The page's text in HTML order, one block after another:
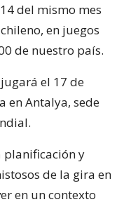
del mismo mes
en juegos
de nuestro país.
el 17 de
en Antalya, sede
planificación y
de la gira en
en un contexto